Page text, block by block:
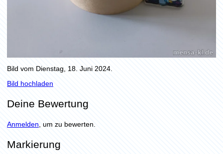
Bild vom Dienstag, 18. Juni 2024.
Bild hochladen
Deine Bewertung
Anmelden , um zu bewerten.
Markierung